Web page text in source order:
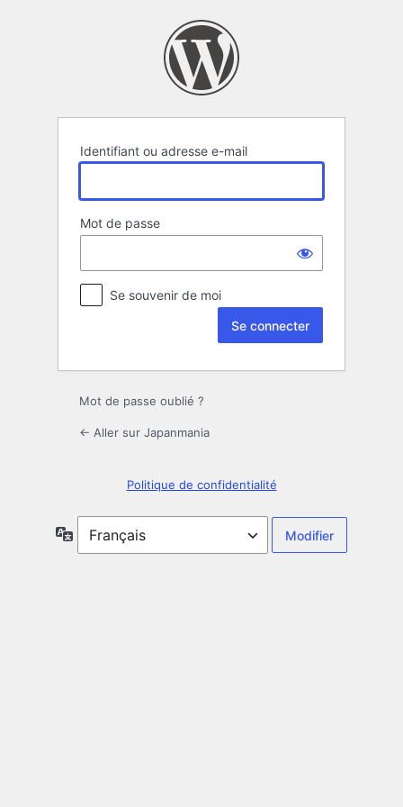
Identifiant ou adresse e-mail
Mot de passe
Se souvenir de moi
Mot de passe oublié ?
← Aller sur Japanmania
Politique de confidentialité
Langue